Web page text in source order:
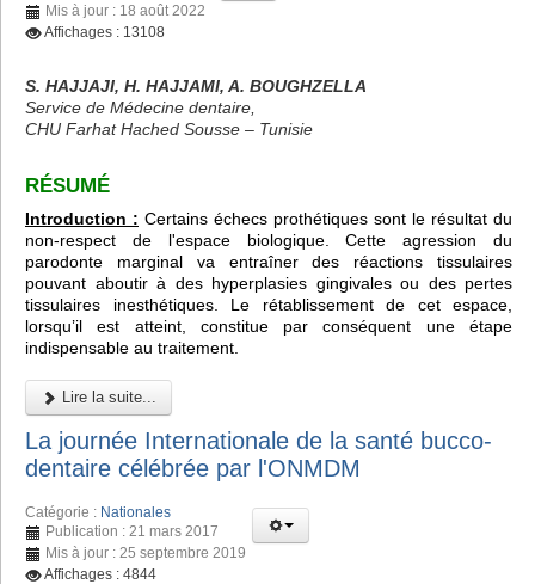
Mis à jour : 18 août 2022
Affichages : 13108
S. HAJJAJI, H. HAJJAMI, A. BOUGHZELLA
Service de Médecine dentaire,
CHU Farhat Hached Sousse – Tunisie
RÉSUMÉ
Introduction : Certains échecs prothétiques sont le résultat du
non-respect de l'espace biologique. Cette agression du
parodonte marginal va entraîner des réactions tissulaires
pouvant aboutir à des hyperplasies gingivales ou des pertes
tissulaires inesthétiques. Le rétablissement de cet espace,
lorsqu’il est atteint, constitue par conséquent une étape
indispensable au traitement.
Lire la suite...
La journée Internationale de la santé bucco-
dentaire célébrée par l'ONMDM
Catégorie : Nationales
Publication : 21 mars 2017
Mis à jour : 25 septembre 2019
Affichages : 4844